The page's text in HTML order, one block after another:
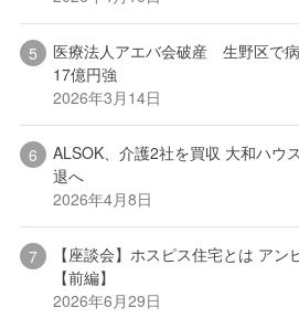
医療法人アエバ会破産 生野区で
17億円強
2026年3月14日
ALSOK、介護2社を買収 大和ハウ
退へ
2026年4月8日
【座談会】ホスピス住宅とは アン
【前編】
2026年6月29日